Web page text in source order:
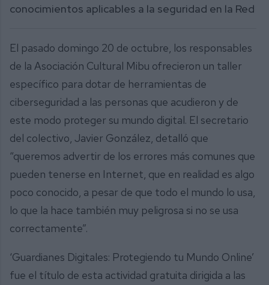
conocimientos aplicables a la seguridad en la Red
El pasado domingo 20 de octubre, los responsables
de la Asociación Cultural Mibu ofrecieron un taller
específico para dotar de herramientas de
ciberseguridad a las personas que acudieron y de
este modo proteger su mundo digital. El secretario
del colectivo, Javier González, detalló que
“queremos advertir de los errores más comunes que
pueden tenerse en Internet, que en realidad es algo
poco conocido, a pesar de que todo el mundo lo usa,
lo que la hace también muy peligrosa si no se usa
correctamente”.
‘Guardianes Digitales: Protegiendo tu Mundo Online’
fue el título de esta actividad gratuita dirigida a las